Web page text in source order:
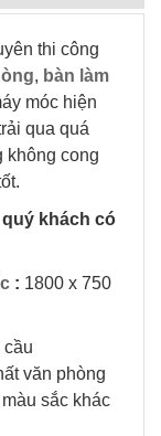
thi công
, bàn làm
móc hiện
qua quá
không cong
khách có
: 1800 x 750
cầu
văn phòng
sắc khác